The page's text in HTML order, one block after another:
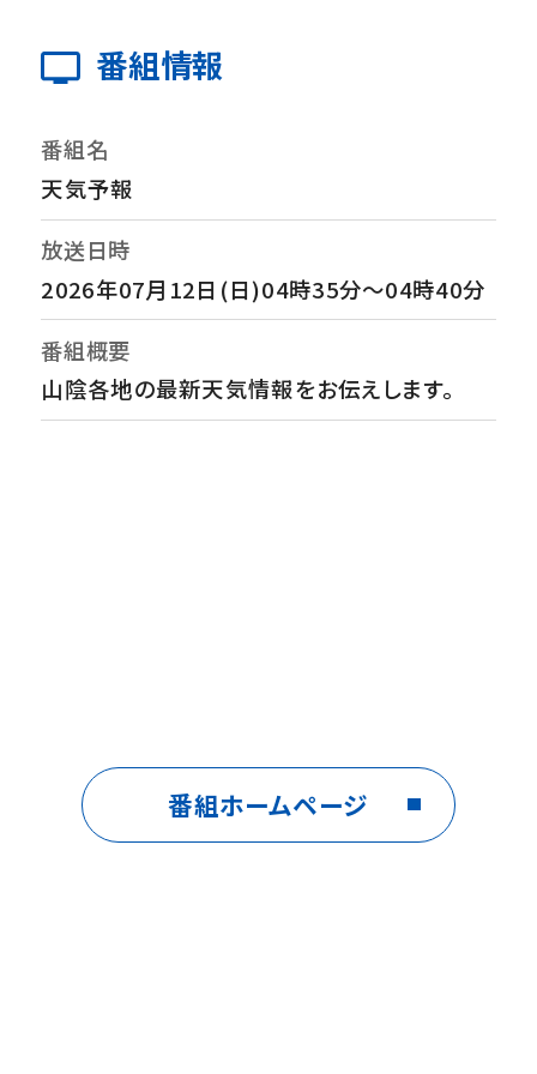
番組情報
番組名
天気予報
放送日時
2026年07月12日(日)04時35分～04時40分
番組概要
山陰各地の最新天気情報をお伝えします。
番組ホームページ